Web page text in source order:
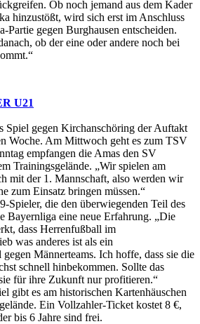
Ob noch jemand aus dem Kader
hinzustößt, wird sich erst im Anschluss
Partie gegen Burghausen entscheiden.
ob der eine oder andere noch bei
U21
Spiel gegen Kirchanschöring der Auftakt
Woche. Am Mittwoch geht es zum TSV
empfangen die Amas den SV
Trainingsgelände. „Wir spielen am
mit der 1. Mannschaft, also werden wir
zum Einsatz bringen müssen.“
Spieler, die den überwiegenden Teil des
Bayernliga eine neue Erfahrung. „Die
dass Herrenfußball im
was anderes ist als ein
gegen Männerteams. Ich hoffe, dass sie die
schnell hinbekommen. Sollte das
für ihre Zukunft nur profitieren.“
gibt es am historischen Kartenhäuschen
Ein Vollzahler-Ticket kostet 8 €,
bis 6 Jahre sind frei.